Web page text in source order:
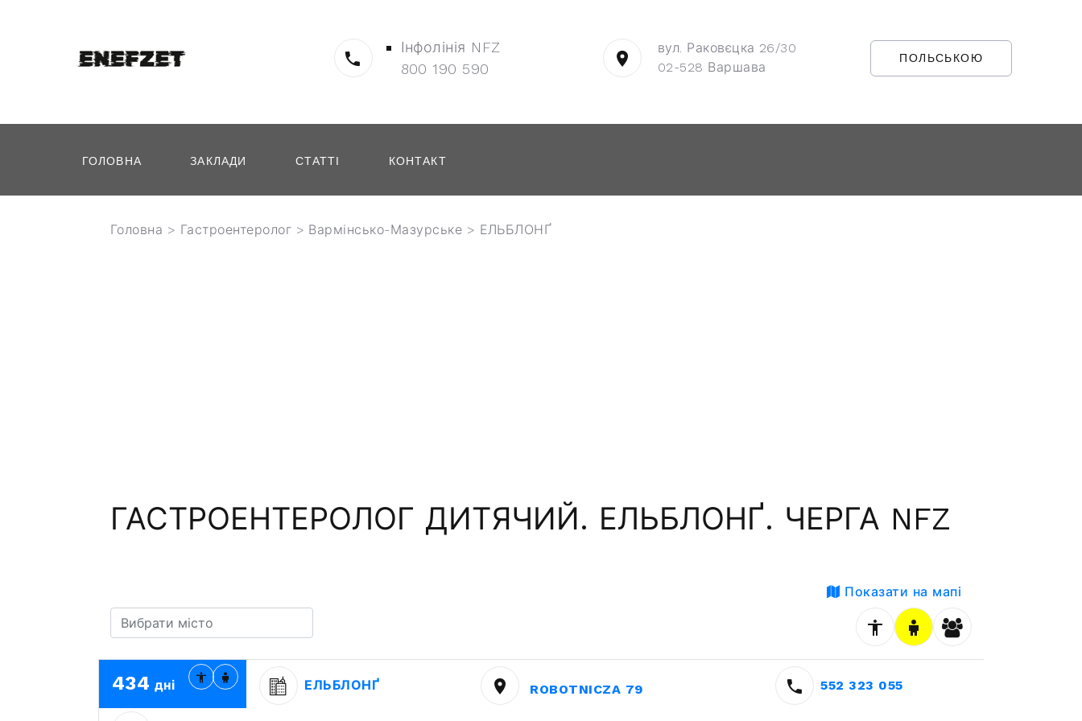
Інфолінія NFZ
800 190 590
вул. Раковєцка 26/30
02-528 Варшава
ПОЛЬСЬКОЮ
ГОЛОВНА ЗАКЛАДИ СТАТТІ КОНТАКТ
Головна > Гастроентеролог > Вармінсько-Мазурське > ЕЛЬБЛОНҐ
ГАСТРОЕНТЕРОЛОГ ДИТЯЧИЙ. ЕЛЬБЛОНҐ. ЧЕРГА NFZ
Показати на мапі
434 дні ЕЛЬБЛОНҐ ROBOTNICZA 79 552 323 055